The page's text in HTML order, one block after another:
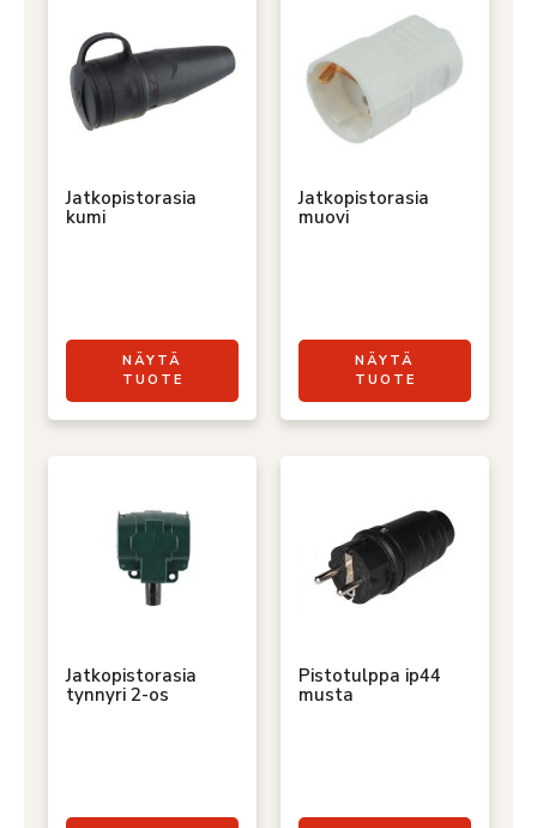
Jatkopistorasia
kumi
NÄYTÄ
TUOTE
Jatkopistorasia
muovi
NÄYTÄ
TUOTE
Jatkopistorasia
tynnyri 2-os
Pistotulppa ip44
musta